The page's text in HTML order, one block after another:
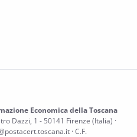
Economica della Toscana
Dazzi, 1 - 50141 Firenze (Italia) ·
· C.F.